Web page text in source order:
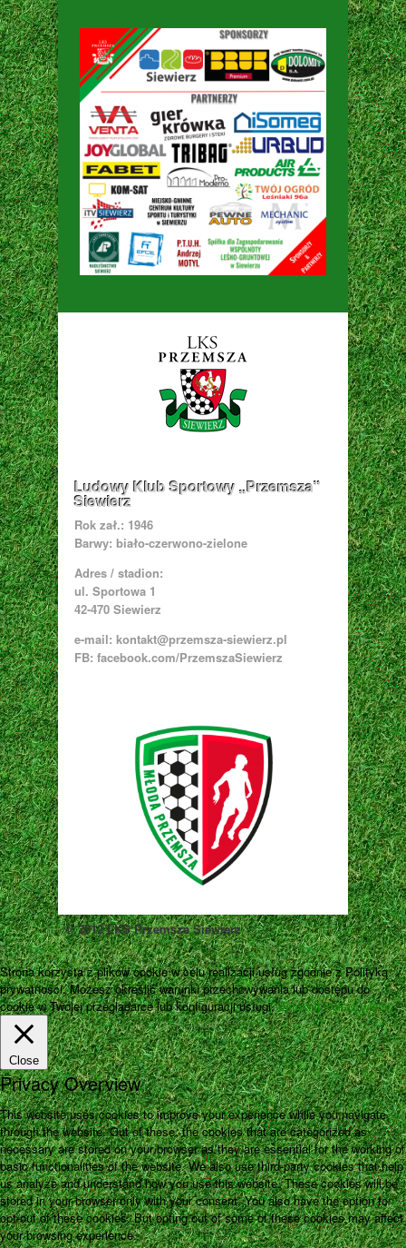
Ludowy Klub Sportowy „Przemsza”
Siewierz
Rok zał.: 1946
Barwy: biało-czerwono-zielone
Adres / stadion:
ul. Sportowa 1
42-470 Siewierz
e-mail: kontakt@przemsza-siewierz.pl
FB: facebook.com/PrzemszaSiewierz
© 2012 LKS Przemsza Siewierz
Strona korzysta z plików cookie w celu realizacji usług zgodnie z Polityką
prywatności. Możesz określić warunki przechowywania lub dostępu do
cookie w Twojej przeglądarce lub konfiguracji usługi.Zamknij Pokaż więcej
Close
Privacy Overview
This website uses cookies to improve your experience while you navigate
through the website. Out of these, the cookies that are categorized as
necessary are stored on your browser as they are essential for the working of
basic functionalities of the website. We also use third-party cookies that help
us analyze and understand how you use this website. These cookies will be
stored in your browser only with your consent. You also have the option to
opt-out of these cookies. But opting out of some of these cookies may affect
your browsing experience.